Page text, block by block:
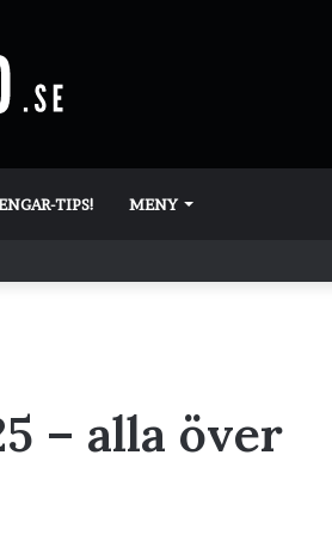
TIPS! MENY
– alla över